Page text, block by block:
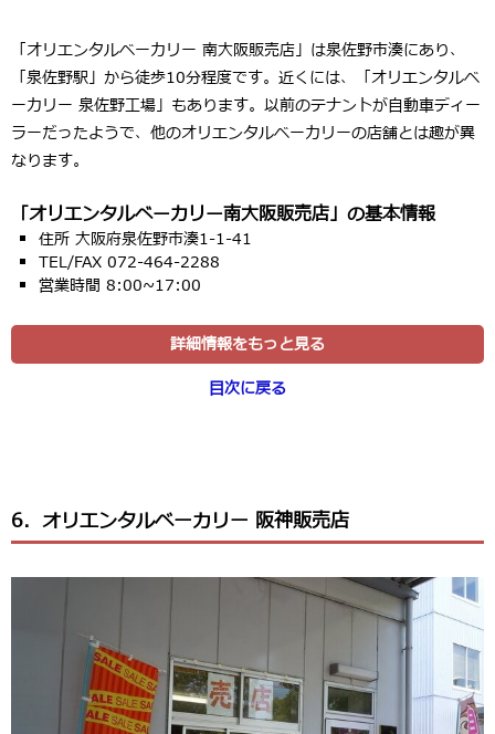
「オリエンタルベーカリー 南大阪販売店」は泉佐野市湊にあり、
「泉佐野駅」から徒歩10分程度です。近くには、「オリエンタルベ
ーカリー 泉佐野工場」もあります。以前のテナントが自動車ディー
ラーだったようで、他のオリエンタルベーカリーの店舗とは趣が異
なります。
「オリエンタルベーカリー南大阪販売店」の基本情報
住所 大阪府泉佐野市湊1-1-41
TEL/FAX 072-464-2288
営業時間 8:00~17:00
詳細情報をもっと見る
目次に戻る
6．オリエンタルベーカリー 阪神販売店